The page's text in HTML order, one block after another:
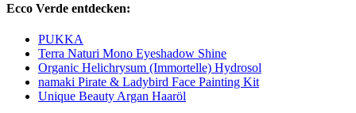
Ecco Verde entdecken:
PUKKA
Terra Naturi Mono Eyeshadow Shine
Organic Helichrysum (Immortelle) Hydrosol
namaki Pirate & Ladybird Face Painting Kit
Unique Beauty Argan Haaröl